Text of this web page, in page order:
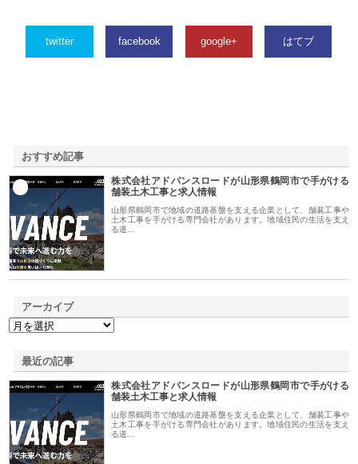
twitter facebook google+ はてブ
おすすめ記事
株式会社アドバンスロードが山形県鶴岡市で手がける
舗装土木工事と求人情報
山形県鶴岡市で地域の道路基盤を支える企業として、舗装工事や
土木工事を手がける専門会社があります。地域住民の生活を支え
る道…
アーカイブ
最近の記事
株式会社アドバンスロードが山形県鶴岡市で手がける
舗装土木工事と求人情報
山形県鶴岡市で地域の道路基盤を支える企業として、舗装工事や
土木工事を手がける専門会社があります。地域住民の生活を支え
る道…